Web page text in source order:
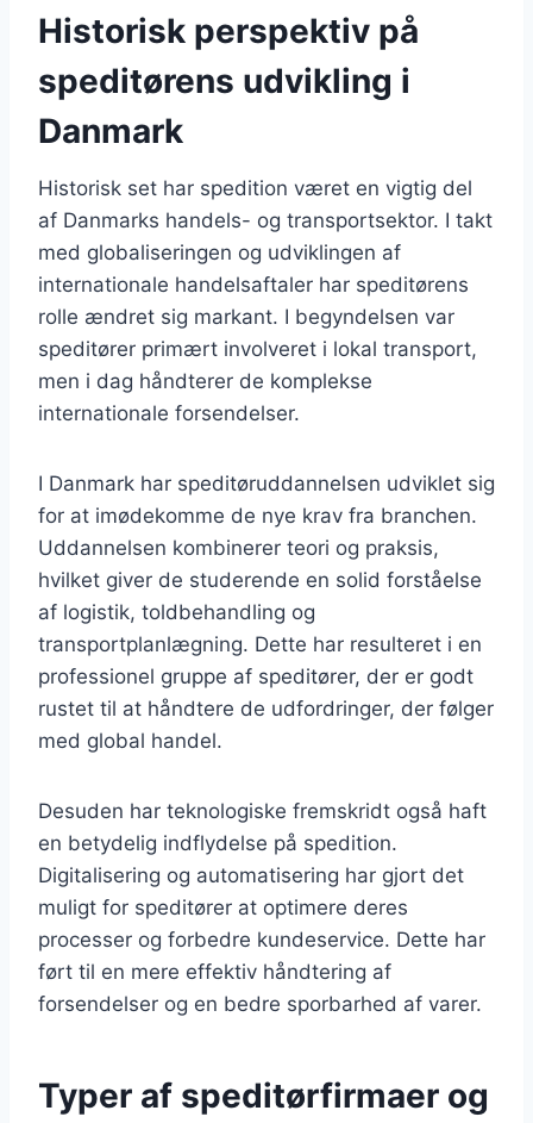
Historisk perspektiv på
speditørens udvikling i
Danmark
Historisk set har spedition været en vigtig del
af Danmarks handels- og transportsektor. I takt
med globaliseringen og udviklingen af
internationale handelsaftaler har speditørens
rolle ændret sig markant. I begyndelsen var
speditører primært involveret i lokal transport,
men i dag håndterer de komplekse
internationale forsendelser.
I Danmark har speditøruddannelsen udviklet sig
for at imødekomme de nye krav fra branchen.
Uddannelsen kombinerer teori og praksis,
hvilket giver de studerende en solid forståelse
af logistik, toldbehandling og
transportplanlægning. Dette har resulteret i en
professionel gruppe af speditører, der er godt
rustet til at håndtere de udfordringer, der følger
med global handel.
Desuden har teknologiske fremskridt også haft
en betydelig indflydelse på spedition.
Digitalisering og automatisering har gjort det
muligt for speditører at optimere deres
processer og forbedre kundeservice. Dette har
ført til en mere effektiv håndtering af
forsendelser og en bedre sporbarhed af varer.
Typer af speditørfirmaer og